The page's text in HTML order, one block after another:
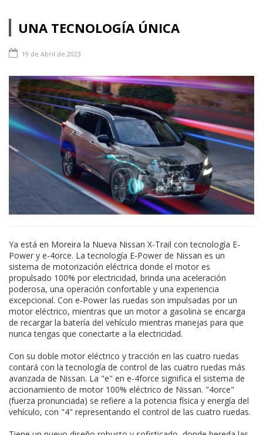
UNA TECNOLOGÍA ÚNICA
19 de Abril de 2023
Ya está en Moreira la Nueva Nissan X-Trail con tecnología E-
Power y e-4orce. La tecnología E-Power de Nissan es un
sistema de motorización eléctrica donde el motor es
propulsado 100% por electricidad, brinda una aceleración
poderosa, una operación confortable y una experiencia
excepcional. Con e-Power las ruedas son impulsadas por un
motor eléctrico, mientras que un motor a gasolina se encarga
de recargar la batería del vehículo mientras manejas para que
nunca tengas que conectarte a la electricidad.
Con su doble motor eléctrico y tracción en las cuatro ruedas
contará con la tecnología de control de las cuatro ruedas más
avanzada de Nissan. La "e" en e-4force significa el sistema de
accionamiento de motor 100% eléctrico de Nissan. "4orce"
(fuerza pronunciada) se refiere a la potencia física y energía del
vehículo, con "4" representando el control de las cuatro ruedas.